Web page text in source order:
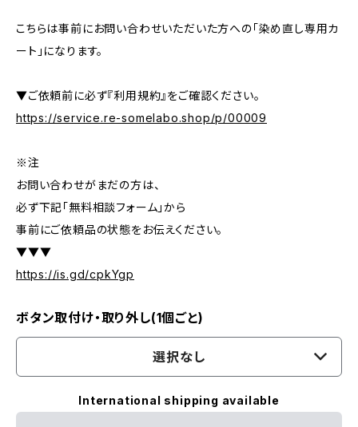
こちらは事前にお問い合わせいただいた方への「染め直し専用カ
ート」になります。
▼ご依頼前に必ず『利用規約』をご確認ください。
https://service.re-somelabo.shop/p/00009
※注
お問い合わせがまだの方は、
必ず下記「無料相談フォーム」から
事前にご依頼品の状態をお伝えください。
▼▼▼
https://is.gd/cpkYgp
ボタン取付け・取り外し(1個ごと)
選択なし
International shipping available